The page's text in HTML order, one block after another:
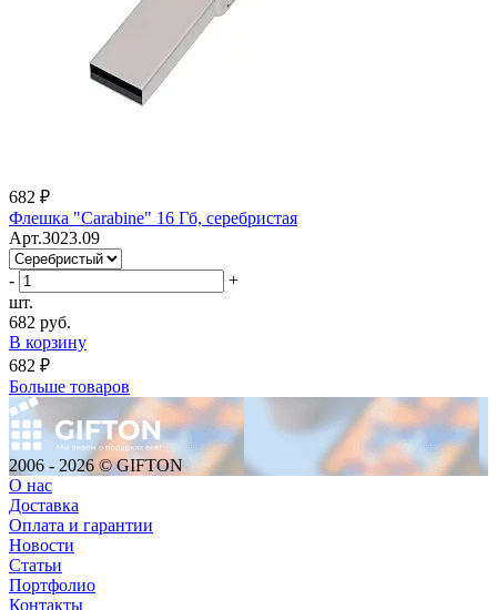
682 ₽
Флешка "Carabine" 16 Гб, серебристая
Арт.3023.09
-
+
шт.
682 руб.
В корзину
682 ₽
Больше товаров
2006 - 2026 © GIFTON
О нас
Доставка
Оплата и гарантии
Новости
Статьи
Портфолио
Контакты